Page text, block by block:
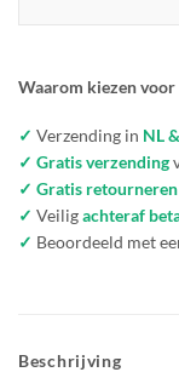
Waarom kiezen voor
✓ Verzending in NL
✓ Gratis verzending
✓ Gratis retourneren
✓ Veiligachteraf
✓ Beoordeeld met
Beschrijving